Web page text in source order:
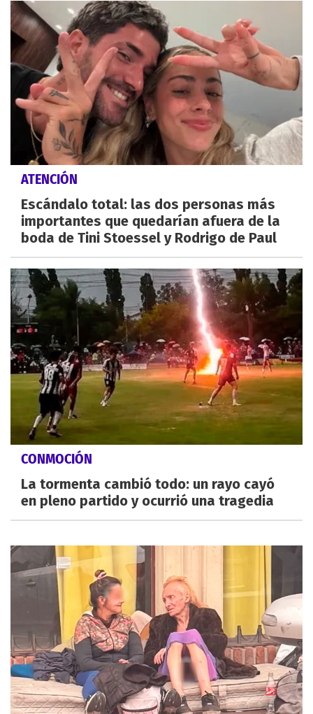
ATENCIÓN
Escándalo total: las dos personas más
importantes que quedarían afuera de la
boda de Tini Stoessel y Rodrigo de Paul
CONMOCIÓN
La tormenta cambió todo: un rayo cayó
en pleno partido y ocurrió una tragedia